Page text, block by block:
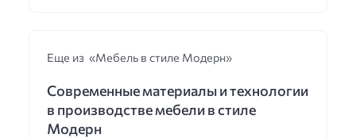
Еще из «Мебель в стиле Модерн»
Современные материалы и технологии
в производстве мебели в стиле
Модерн